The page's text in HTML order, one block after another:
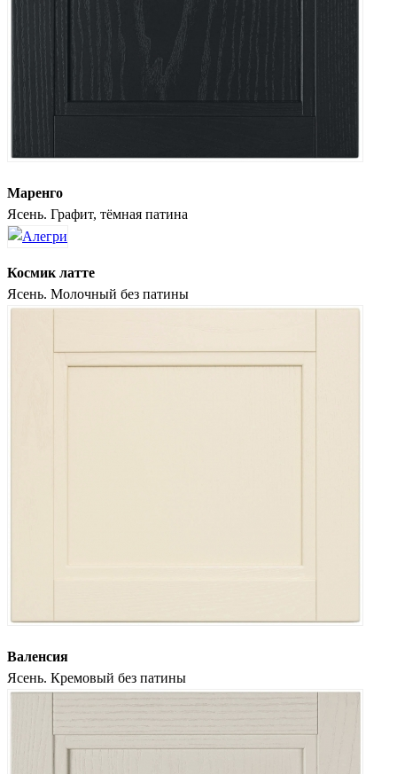
Маренго
Ясень. Графит, тёмная патина
Космик латте
Ясень. Молочный без патины
Валенсия
Ясень. Кремовый без патины